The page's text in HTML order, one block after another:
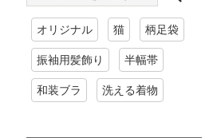
オリジナル 猫 柄足袋
振袖用髪飾り 半幅帯
和装ブラ 洗える着物